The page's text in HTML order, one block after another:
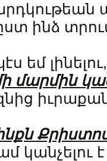
ինձ
եմ
մարմին
կանչելու է